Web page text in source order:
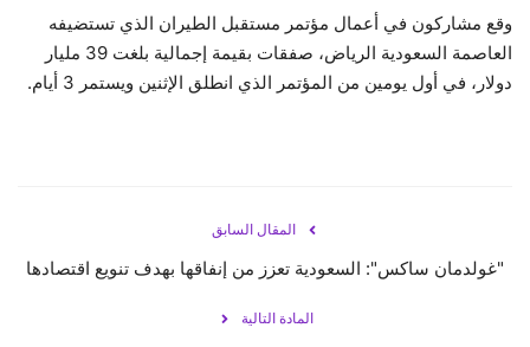
وقع مشاركون في أعمال مؤتمر مستقبل الطيران الذي تستضيفه
العاصمة السعودية الرياض، صفقات بقيمة إجمالية بلغت 39 مليار
دولار، في أول يومين من المؤتمر الذي انطلق الإثنين ويستمر 3 أيام.
المقال السابق
"غولدمان ساكس": السعودية تعزز من إنفاقها بهدف تنويع اقتصادها
المادة التالية